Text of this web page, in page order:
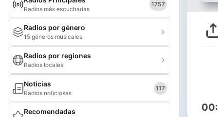
Radios más escuchadas
1757
Radios por género
15 géneros musicales
Radios por regiones
Radios locales
Noticias
Radios noticiosas
117
Recomendadas